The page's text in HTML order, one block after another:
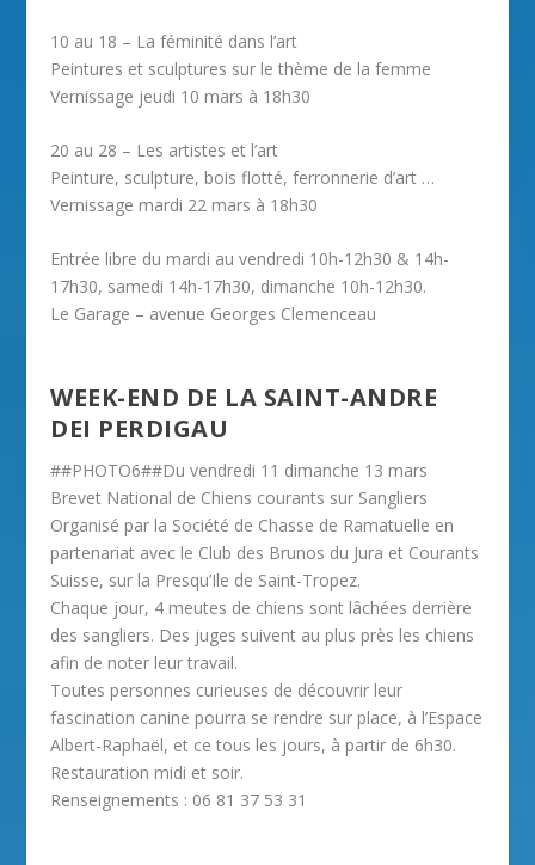
10 au 18 – La féminité dans l’art
Peintures et sculptures sur le thème de la femme
Vernissage jeudi 10 mars à 18h30
20 au 28 – Les artistes et l’art
Peinture, sculpture, bois flotté, ferronnerie d’art …
Vernissage mardi 22 mars à 18h30
Entrée libre du mardi au vendredi 10h-12h30 & 14h-
17h30, samedi 14h-17h30, dimanche 10h-12h30.
Le Garage – avenue Georges Clemenceau
WEEK-END DE LA SAINT-ANDRE
DEI PERDIGAU
##PHOTO6##Du vendredi 11 dimanche 13 mars
Brevet National de Chiens courants sur Sangliers
Organisé par la Société de Chasse de Ramatuelle en
partenariat avec le Club des Brunos du Jura et Courants
Suisse, sur la Presqu’Ile de Saint-Tropez.
Chaque jour, 4 meutes de chiens sont lâchées derrière
des sangliers. Des juges suivent au plus près les chiens
afin de noter leur travail.
Toutes personnes curieuses de découvrir leur
fascination canine pourra se rendre sur place, à l’Espace
Albert-Raphaël, et ce tous les jours, à partir de 6h30.
Restauration midi et soir.
Renseignements : 06 81 37 53 31